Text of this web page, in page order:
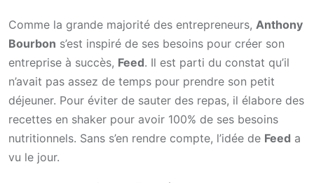
Comme la grande majorité des entrepreneurs, Anthony
Bourbon s’est inspiré de ses besoins pour créer son
entreprise à succès, Feed. Il est parti du constat qu’il
n’avait pas assez de temps pour prendre son petit
déjeuner. Pour éviter de sauter des repas, il élabore des
recettes en shaker pour avoir 100% de ses besoins
nutritionnels. Sans s’en rendre compte, l’idée de Feed a
vu le jour.